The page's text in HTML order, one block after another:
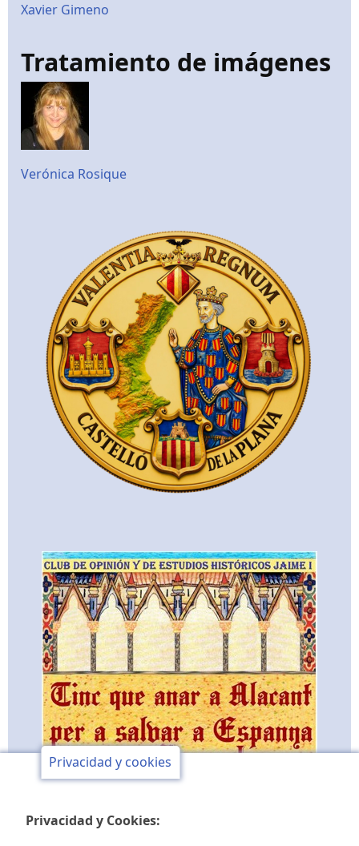
Xavier Gimeno
Tratamiento de imágenes
Verónica Rosique
Privacidad y cookies
Privacidad y Cookies: